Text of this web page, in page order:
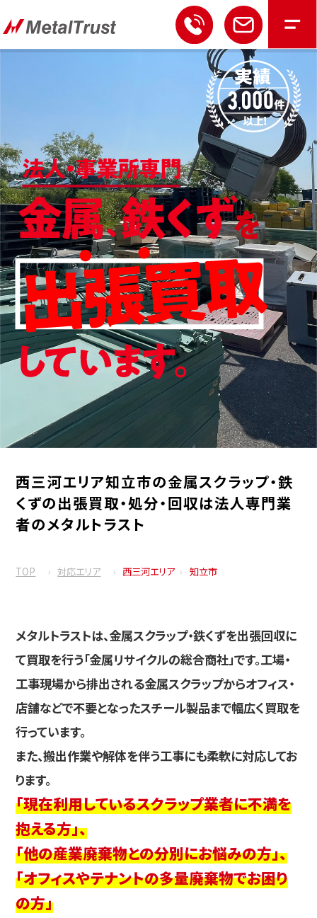
西三河エリア知立市の金属スクラップ・鉄
くずの出張買取・処分・回収は法人専門業
者のメタルトラスト
TOP 対応エリア 西三河エリア 知立市
メタルトラストは、金属スクラップ・鉄くずを出張回収に
て買取を行う「金属リサイクルの総合商社」です。工場・
工事現場から排出される金属スクラップからオフィス・
店舗などで不要となったスチール製品まで幅広く買取を
行っています。
また、搬出作業や解体を伴う工事にも柔軟に対応してお
ります。
「現在利用しているスクラップ業者に不満を
抱える方」、
「他の産業廃棄物との分別にお悩みの方」、
「オフィスやテナントの多量廃棄物でお困り
の方」